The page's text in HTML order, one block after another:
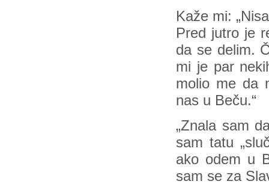
Kaže mi:
Pred jutro je
da se delim.
mi je par
molio me da
nas u Beču.“
„Znala sam
sam tatu
ako odem u
sam se za